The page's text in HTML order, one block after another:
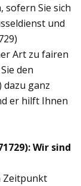
sofern Sie sich
und
Art zu fairen
den
dazu ganz
er hilft Ihnen
Wir sind
Zeitpunkt